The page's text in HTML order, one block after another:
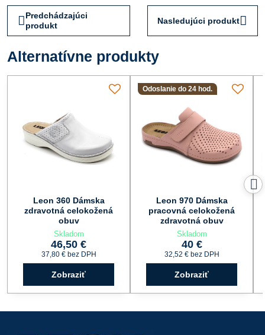
Predchádzajúci
produkt
Nasledujúci produkt
Alternatívne produkty
Leon 360 Dámska
zdravotná celokožená
obuv
Skladom
46,50 €
37,80 € bez DPH
Zobraziť
Odoslanie do 24 hod.
Leon 970 Dámska
pracovná celokožená
zdravotná obuv
Skladom
40 €
32,52 € bez DPH
Zobraziť